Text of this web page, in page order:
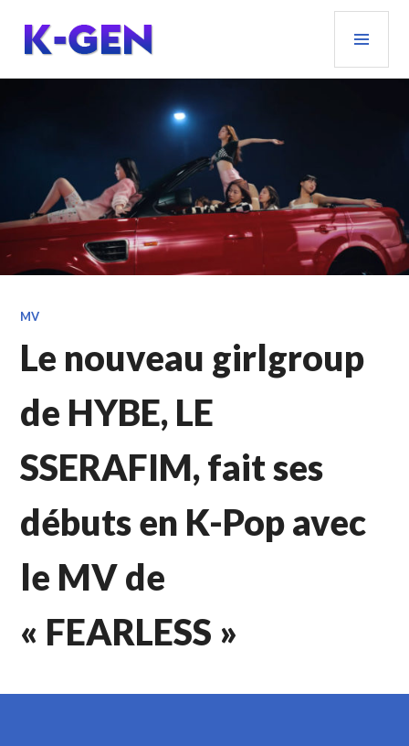
contenu
principal
K-GEN
MV
Le nouveau girlgroup
de HYBE, LE
SSERAFIM, fait ses
débuts en K-Pop avec
le MV de
« FEARLESS »